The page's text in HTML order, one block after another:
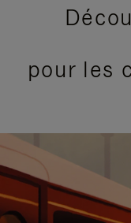
pour les